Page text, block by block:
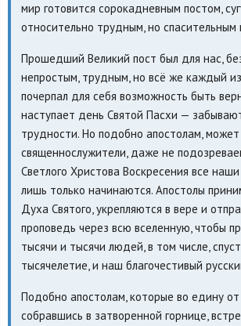
мир готовится сорокадневным постом,
относительно трудным, но спасительным
Прошедший Великий пост был для нас,
непростым, трудным, но всё же каждый
почерпал для себя возможность быть
наступает день Святой Пасхи —
трудности. Но подобно апостолам,
священнослужители, даже не
Светлого Христова Воскресения все
лишь только начинаются. Апостолы
Духа Святого, укрепляются в вере и
проповедь через всю вселенную, чтобы
тысячи и тысячи людей, в том числе,
тысячелетие, и наш благочестивый
Подобно апостолам, которые во едину от
собравшись в затворенной горнице,